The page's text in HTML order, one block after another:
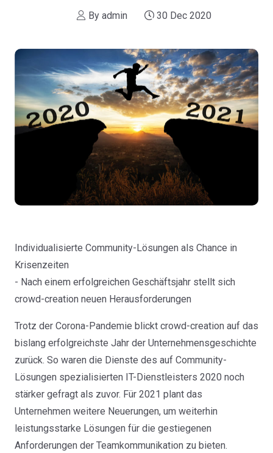
By admin 30 Dec 2020
Individualisierte Community-Lösungen als Chance in
Krisenzeiten
- Nach einem erfolgreichen Geschäftsjahr stellt sich
crowd-creation neuen Herausforderungen
Trotz der Corona-Pandemie blickt crowd-creation auf das
bislang erfolgreichste Jahr der Unternehmensgeschichte
zurück. So waren die Dienste des auf Community-
Lösungen spezialisierten IT-Dienstleisters 2020 noch
stärker gefragt als zuvor. Für 2021 plant das
Unternehmen weitere Neuerungen, um weiterhin
leistungsstarke Lösungen für die gestiegenen
Anforderungen der Teamkommunikation zu bieten.